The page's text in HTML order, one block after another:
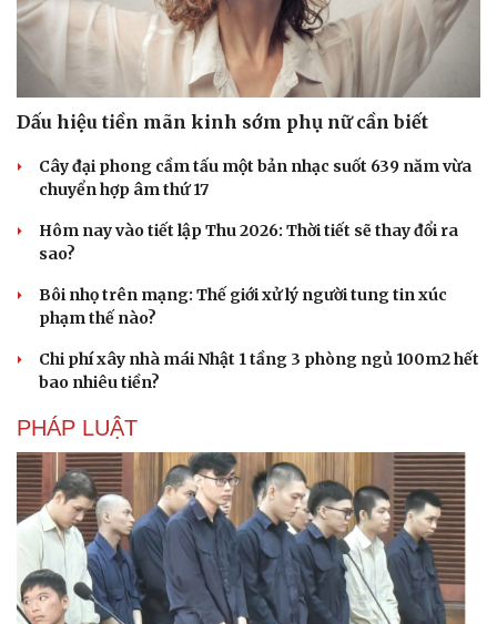
Dấu hiệu tiền mãn kinh sớm phụ nữ cần biết
Cây đại phong cầm tấu một bản nhạc suốt 639 năm vừa
chuyển hợp âm thứ 17
Hôm nay vào tiết lập Thu 2026: Thời tiết sẽ thay đổi ra
sao?
Bôi nhọ trên mạng: Thế giới xử lý người tung tin xúc
phạm thế nào?
Chi phí xây nhà mái Nhật 1 tầng 3 phòng ngủ 100m2 hết
bao nhiêu tiền?
PHÁP LUẬT